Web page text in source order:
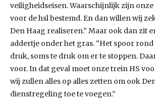
veiligheidseisen. Waarschijnlijk zijn
voor de hsl bestemd. En dan willen wij
Den Haag realiseren.” Maar ook dan zit
addertje onder het gras. “Het spoor rond
druk, soms te druk om er te stoppen.
voor. In dat geval moet onze trein HS
wij zullen alles op alles zetten om ook
dienstregeling toe te voegen.”